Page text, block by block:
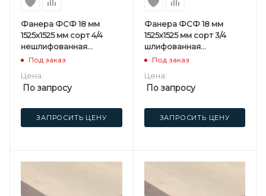
Фанера ФСФ 18 мм
1525х1525 мм сорт 4/4
нешлифованная
березовая
Под заказ
Цена:
По запросу
ЗАПРОСИТЬ ЦЕНУ
Фанера ФСФ 18 мм
1525х1525 мм сорт 3/4
шлифованная
березовая
Под заказ
Цена:
По запросу
ЗАПРОСИТЬ ЦЕНУ